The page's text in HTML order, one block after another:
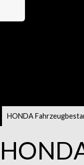
HONDA